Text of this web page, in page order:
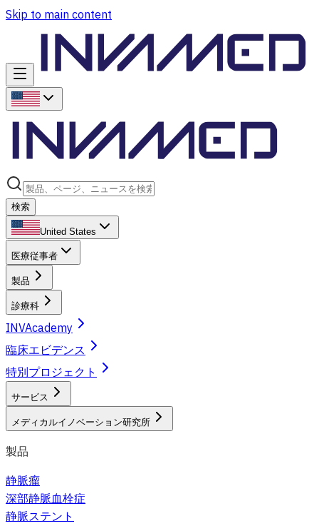
Skip to main content
検索
United States
医療従事者
製品
診療科
INVAcademy
臨床エビデンス
特別プロジェクト
サービス
メディカルイノベーション研究所
製品
静脈瘤
深部静脈血栓症
静脈ステント